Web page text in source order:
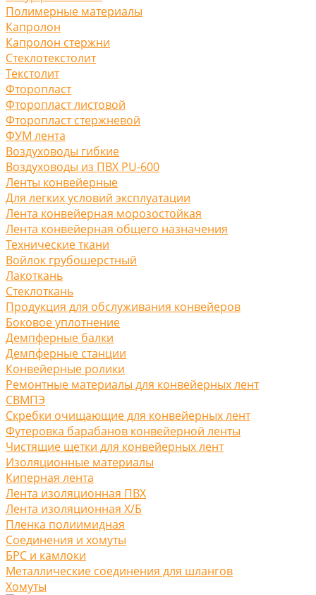
Полимерные материалы
Капролон
Капролон стержни
Стеклотекстолит
Текстолит
Фторопласт
Фторопласт листовой
Фторопласт стержневой
ФУМ лента
Воздуховоды гибкие
Воздуховоды из ПВХ PU-600
Ленты конвейерные
Для легких условий эксплуатации
Лента конвейерная морозостойкая
Лента конвейерная общего назначения
Технические ткани
Войлок грубошерстный
Лакоткань
Стеклоткань
Продукция для обслуживания конвейеров
Боковое уплотнение
Демпферные балки
Демпферные станции
Конвейерные ролики
Ремонтные материалы для конвейерных лент
СВМПЭ
Скребки очищающие для конвейерных лент
Футеровка барабанов конвейерной ленты
Чистящие щетки для конвейерных лент
Изоляционные материалы
Киперная лента
Лента изоляционная ПВХ
Лента изоляционная Х/Б
Пленка полиимидная
Соединения и хомуты
БРС и камлоки
Металлические соединения для шлангов
Хомуты